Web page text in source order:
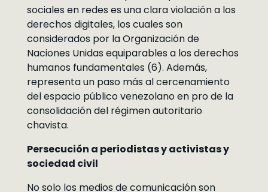
sociales en redes es una clara violación a los
derechos digitales, los cuales son
considerados por la Organización de
Naciones Unidas equiparables a los derechos
humanos fundamentales (6). Además,
representa un paso más al cercenamiento
del espacio público venezolano en pro de la
consolidación del régimen autoritario
chavista.
Persecución a periodistas y activistas y
sociedad civil
No solo los medios de comunicación son